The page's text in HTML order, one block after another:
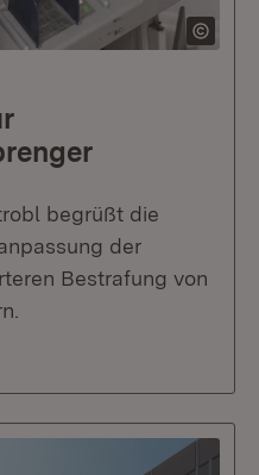
begrüßt die
der
Bestrafung von